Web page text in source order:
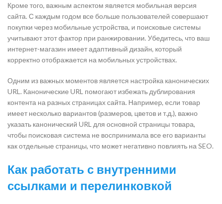
Кроме того, важным аспектом является мобильная версия
сайта. С каждым годом все больше пользователей совершают
покупки через мобильные устройства, и поисковые системы
учитывают этот фактор при ранжировании. Убедитесь, что ваш
интернет-магазин имеет адаптивный дизайн, который
корректно отображается на мобильных устройствах.
Одним из важных моментов является настройка канонических
URL. Канонические URL помогают избежать дублирования
контента на разных страницах сайта. Например, если товар
имеет несколько вариантов (размеров, цветов и т.д.), важно
указать канонический URL для основной страницы товара,
чтобы поисковая система не воспринимала все его варианты
как отдельные страницы, что может негативно повлиять на SEO.
Как работать с внутренними
ссылками и перелинковкой